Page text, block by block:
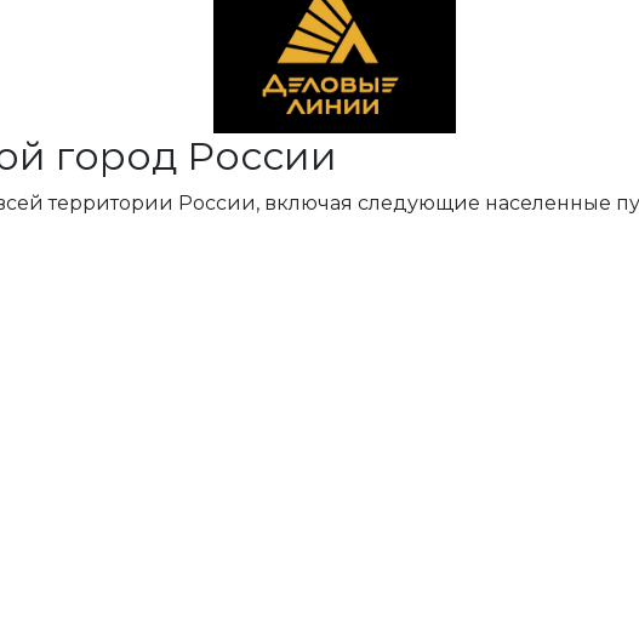
город России
территории России, включая следующие населенные